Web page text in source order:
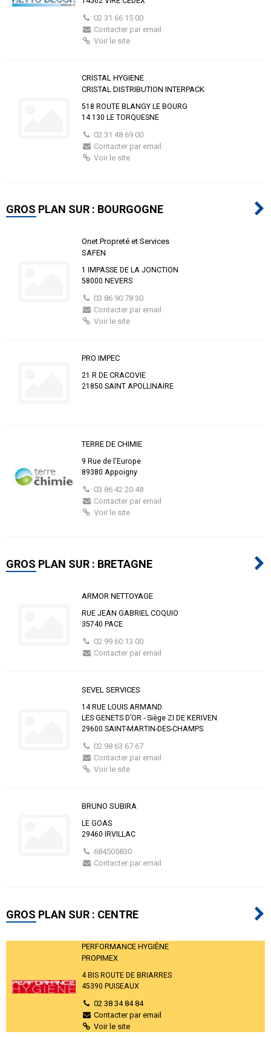
02 31 66 15 00
Contacter par email
Voir le site
CRISTAL HYGIENE
CRISTAL DISTRIBUTION INTERPACK
518 ROUTE BLANGY LE BOURG
14 130 LE TORQUESNE
02 31 48 69 00
Contacter par email
Voir le site
GROS PLAN SUR : BOURGOGNE
Onet Propreté et Services
SAFEN
1 IMPASSE DE LA JONCTION
58000 NEVERS
03 86 90 78 30
Contacter par email
Voir le site
PRO IMPEC
21 R DE CRACOVIE
21850 SAINT APOLLINAIRE
TERRE DE CHIMIE
9 Rue de l'Europe
89380 Appoigny
03 86 42 20 48
Contacter par email
Voir le site
GROS PLAN SUR : BRETAGNE
ARMOR NETTOYAGE
RUE JEAN GABRIEL COQUIO
35740 PACE
02 99 60 13 00
Contacter par email
SEVEL SERVICES
14 RUE LOUIS ARMAND
LES GENETS D’OR - Siège ZI DE KERIVEN
29600 SAINT-MARTIN-DES-CHAMPS
02 98 63 67 67
Contacter par email
Voir le site
BRUNO SUBIRA
LE GOAS
29460 IRVILLAC
684505830
Contacter par email
GROS PLAN SUR : CENTRE
PERFORMANCE HYGIÈNE
PROPIMEX
4 BIS ROUTE DE BRIARRES
45390 PUISEAUX
02 38 34 84 84
Contacter par email
Voir le site